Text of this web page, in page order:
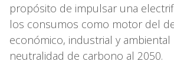
propósito de impulsar una
los consumos como motor del
económico, industrial y ambiental
neutralidad de carbono al 2050.